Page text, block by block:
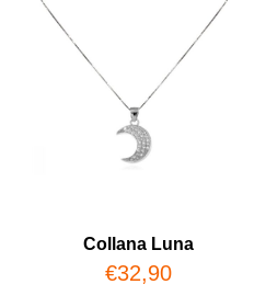
Collana Luna
€32,90